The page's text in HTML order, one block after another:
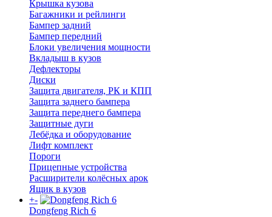
Крышка кузова
Багажники и рейлинги
Бампер задний
Бампер передний
Блоки увеличения мощности
Вкладыш в кузов
Дефлекторы
Диски
Защита двигателя, РК и КПП
Защита заднего бампера
Защита переднего бампера
Защитные дуги
Лебёдка и оборудование
Лифт комплект
Пороги
Прицепные устройства
Расширители колёсных арок
Ящик в кузов
+-
Dongfeng Rich 6